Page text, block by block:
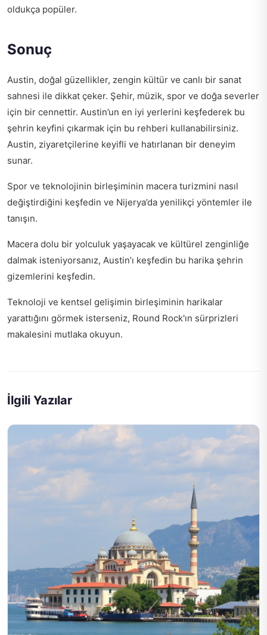
oldukça popüler.
Sonuç
Austin, doğal güzellikler, zengin kültür ve canlı bir sanat
sahnesi ile dikkat çeker. Şehir, müzik, spor ve doğa severler
için bir cennettir. Austin’un en iyi yerlerini keşfederek bu
şehrin keyfini çıkarmak için bu rehberi kullanabilirsiniz.
Austin, ziyaretçilerine keyifli ve hatırlanan bir deneyim
sunar.
Spor ve teknolojinin birleşiminin macera turizmini nasıl
değiştirdiğini keşfedin ve Nijerya’da yenilikçi yöntemler ile
tanışın.
Macera dolu bir yolculuk yaşayacak ve kültürel zenginliğe
dalmak isteniyorsanız, Austin’ı keşfedin bu harika şehrin
gizemlerini keşfedin.
Teknoloji ve kentsel gelişimin birleşiminin harikalar
yarattığını görmek isterseniz, Round Rock'ın sürprizleri
makalesini mutlaka okuyun.
İlgili Yazılar